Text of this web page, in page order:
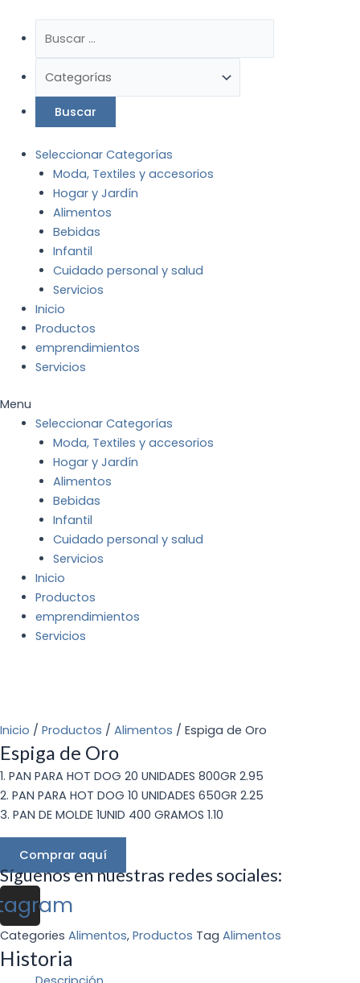
contenido
Seleccionar Categorías
Moda, Textiles y accesorios
Hogar y Jardín
Alimentos
Bebidas
Infantil
Cuidado personal y salud
Servicios
Inicio
Productos
emprendimientos
Servicios
Menu
Seleccionar Categorías
Moda, Textiles y accesorios
Hogar y Jardín
Alimentos
Bebidas
Infantil
Cuidado personal y salud
Servicios
Inicio
Productos
emprendimientos
Servicios
Inicio / Productos / Alimentos / Espiga de Oro
Espiga de Oro
1. PAN PARA HOT DOG 20 UNIDADES 800GR 2.95
2. PAN PARA HOT DOG 10 UNIDADES 650GR 2.25
3. PAN DE MOLDE 1UNID 400 GRAMOS 1.10
Comprar aquí
Síguenos en nuestras redes sociales:
Categories Alimentos, Productos Tag Alimentos
Historia